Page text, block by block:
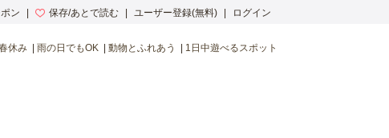
ン 保存/あとで読む ユーザー登録(無料) ログイン
休み 雨の日でもOK 動物とふれあう 1日中遊べるスポット